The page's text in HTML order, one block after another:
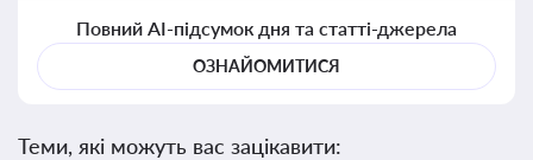
Повний AI-підсумок дня та статті-джерела
ОЗНАЙОМИТИСЯ
Теми, які можуть вас зацікавити: